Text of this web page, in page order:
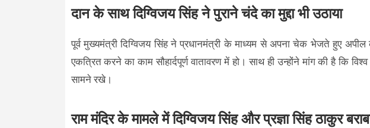
दान के साथ दिग्विजय सिंह ने पुराने चंदे का मुद्दा भी उठाया
पूर्व मुख्यमंत्री दिग्विजय सिंह ने प्रधानमंत्री के माध्यम से अपना चेक भेजते हुए
एकत्रित करने का काम सौहार्दपूर्ण वातावरण में हो। साथ ही उन्होंने मांग की है कि
सामने रखे।
राम मंदिर के मामले में दिग्विजय सिंह और प्रज्ञा सिंह ठाकुर